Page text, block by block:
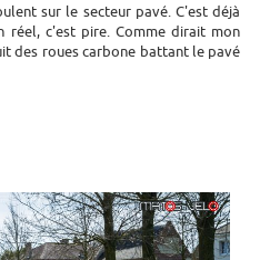
sur le secteur pavé. C'est déjà
réel, c'est pire. Comme dirait mon
des roues carbone battant le pavé